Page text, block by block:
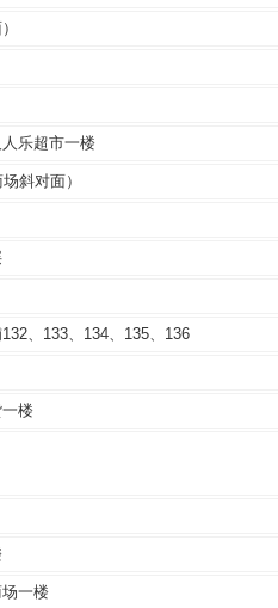
对面）
层
楼
期人人乐超市一楼
虹商场斜对面）
、二层
商铺132、133、134、135、136
百百货一楼
市一楼
一楼